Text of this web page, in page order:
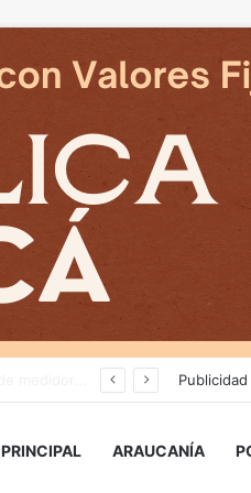
Publicidad
PRINCIPAL ARAUCANÍA